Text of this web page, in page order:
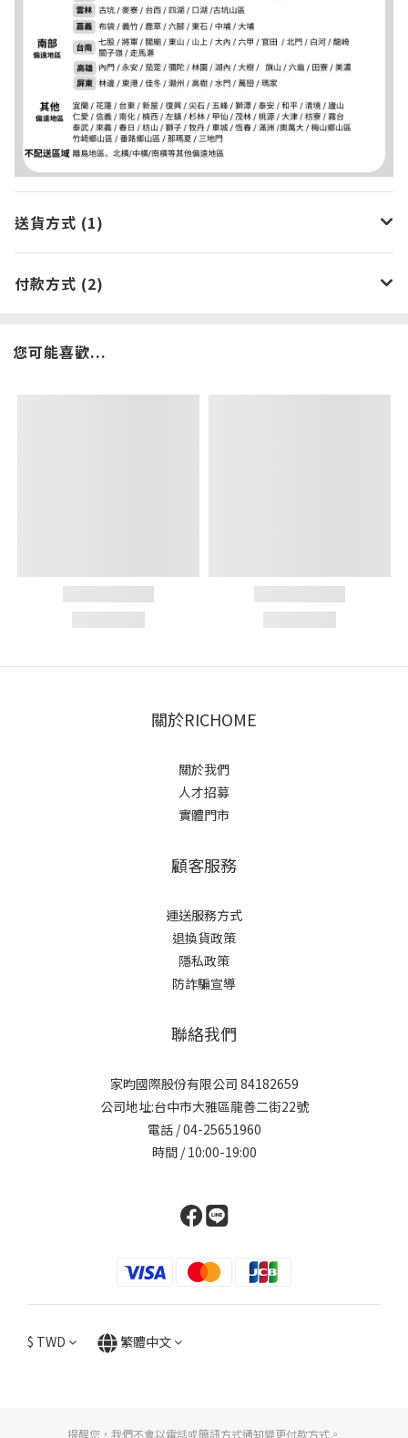
送貨方式 (1)
付款方式 (2)
您可能喜歡...
關於RICHOME
關於我們
人才招募
實體門市
顧客服務
運送服務方式
退換貨政策
隱私政策
防詐騙宣導
聯絡我們
家昀國際股份有限公司 84182659
公司地址:台中市大雅區龍善二街22號
電話 / 04-25651960
時間 / 10:00-19:00
$ TWD 繁體中文
提醒您，我們不會以電話或簡訊方式通知變更付款方式。